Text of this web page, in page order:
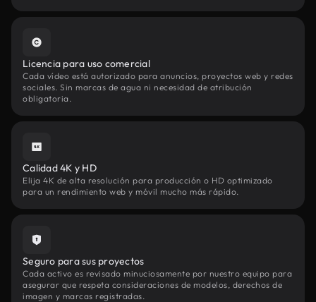
Licencia para uso comercial
Cada vídeo está autorizado para anuncios, proyectos web y redes
sociales. Sin marcas de agua ni necesidad de atribución
obligatoria.
Calidad 4K y HD
Elija 4K de alta resolución para producción o HD optimizado
para un rendimiento web y móvil mucho más rápido.
Seguro para sus proyectos
Cada activo es revisado minuciosamente por nuestro equipo para
asegurar que respeta consideraciones de modelos, derechos de
imagen y marcas registradas.